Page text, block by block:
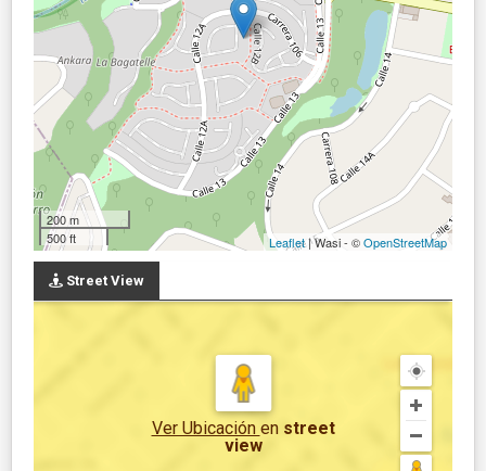
200 m
500 ft
Leaflet| Wasi - ©OpenStreetMap
Street View
Ver Ubicación en street
view